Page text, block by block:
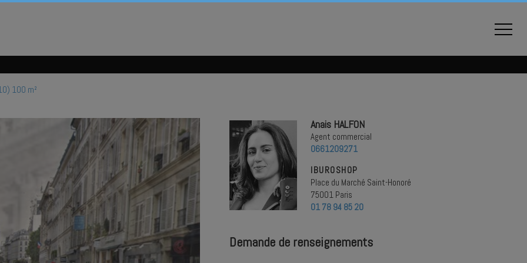
100 m²
Anais HALFON
Agent commercial
0661209271
IBUROSHOP
Place du Marché Saint-Honoré
75001 Paris
01 78 94 85 20
Demande de renseignements